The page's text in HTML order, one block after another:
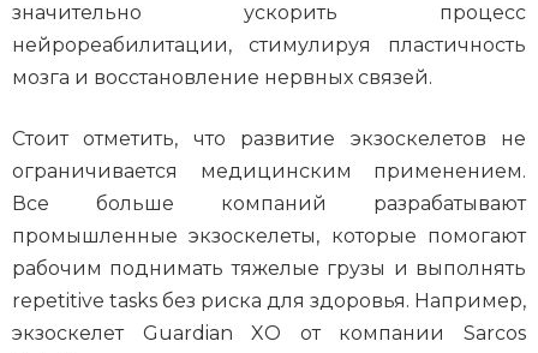
значительно ускорить процесс
нейрореабилитации, стимулируя пластичность
мозга и восстановление нервных связей.
Стоит отметить, что развитие экзоскелетов не
ограничивается медицинским применением.
Все больше компаний разрабатывают
промышленные экзоскелеты, которые помогают
рабочим поднимать тяжелые грузы и выполнять
repetitive tasks без риска для здоровья. Например,
экзоскелет Guardian XO от компании Sarcos